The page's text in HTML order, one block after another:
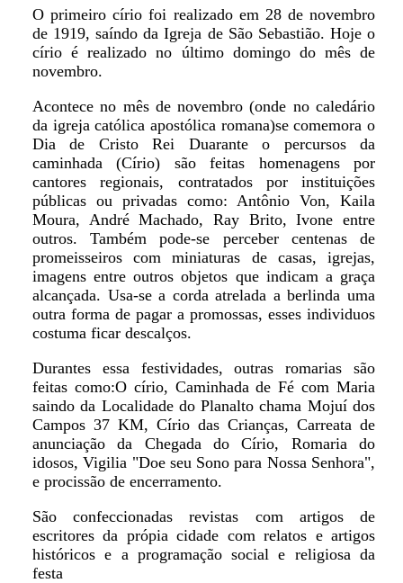
O primeiro círio foi realizado em 28 de novembro
de 1919, saíndo da Igreja de São Sebastião. Hoje o
círio é realizado no último domingo do mês de
novembro.
Acontece no mês de novembro (onde no caledário
da igreja católica apostólica romana)se comemora o
Dia de Cristo Rei Duarante o percursos da
caminhada (Círio) são feitas homenagens por
cantores regionais, contratados por instituições
públicas ou privadas como: Antônio Von, Kaila
Moura, André Machado, Ray Brito, Ivone entre
outros. Também pode-se perceber centenas de
promeisseiros com miniaturas de casas, igrejas,
imagens entre outros objetos que indicam a graça
alcançada. Usa-se a corda atrelada a berlinda uma
outra forma de pagar a promossas, esses individuos
costuma ficar descalços.
Durantes essa festividades, outras romarias são
feitas como:O círio, Caminhada de Fé com Maria
saindo da Localidade do Planalto chama Mojuí dos
Campos 37 KM, Círio das Crianças, Carreata de
anunciação da Chegada do Círio, Romaria do
idosos, Vigilia "Doe seu Sono para Nossa Senhora",
e procissão de encerramento.
São confeccionadas revistas com artigos de
escritores da própia cidade com relatos e artigos
históricos e a programação social e religiosa da
festa